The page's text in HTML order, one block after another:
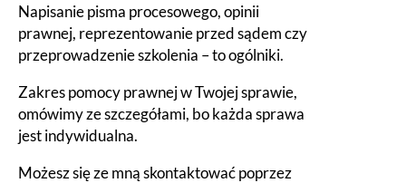
Napisanie pisma procesowego, opinii
prawnej, reprezentowanie przed sądem czy
przeprowadzenie szkolenia – to ogólniki.
Zakres pomocy prawnej w Twojej sprawie,
omówimy ze szczegółami, bo każda sprawa
jest indywidualna.
Możesz się ze mną skontaktować poprzez